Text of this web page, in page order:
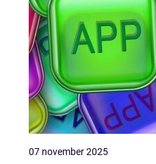
07 november 2025